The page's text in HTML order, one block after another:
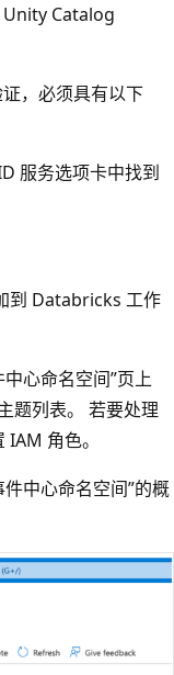
Unity Catalog
，必须具有以下
服务选项卡中找到
到 Databricks 工作
心命名空间”页上
题列表。 若要处理
角色。
中心命名空间”的概